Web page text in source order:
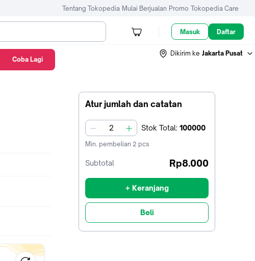
Tentang Tokopedia Mulai Berjualan Promo Tokopedia Care
Masuk Daftar
Dikirim ke Jakarta Pusat
Atur jumlah dan catatan
jumlah Stok Total: 100000
Min. pembelian 2 pcs
Subtotal Rp8.000
+ Keranjang
Beli
Coba Lagi